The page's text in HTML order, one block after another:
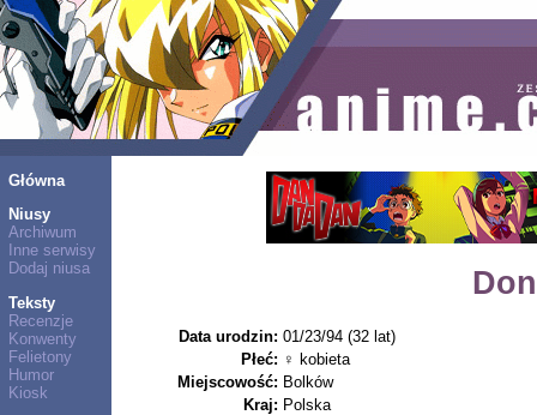
Główna
Niusy
Archiwum
Inne serwisy
Dodaj niusa
Teksty
Recenzje
Konwenty
Felietony
Humor
Kiosk
Data urodzin: 01/23/94 (32 lat)
Płeć: ♀ kobieta
Miejscowość: Bolków
Kraj: Polska